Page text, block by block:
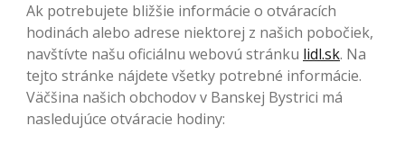
Ak potrebujete bližšie informácie o otváracích
hodinách alebo adrese niektorej z našich pobočiek,
navštívte našu oficiálnu webovú stránku lidl.sk. Na
tejto stránke nájdete všetky potrebné informácie.
Väčšina našich obchodov v Banskej Bystrici má
nasledujúce otváracie hodiny: